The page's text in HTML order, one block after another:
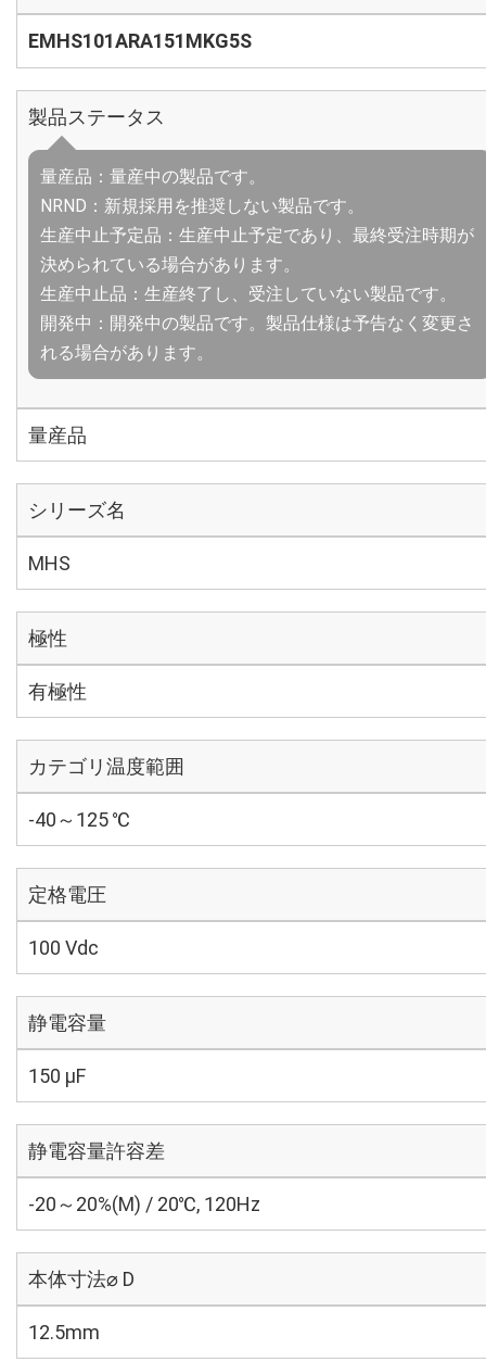
EMHS101ARA151MKG5S
製品ステータス
量産品：量産中の製品です。
NRND：新規採用を推奨しない製品です。
生産中止予定品：生産中止予定であり、最終受注時期が
決められている場合があります。
生産中止品：生産終了し、受注していない製品です。
開発中：開発中の製品です。製品仕様は予告なく変更さ
れる場合があります。
量産品
シリーズ名
MHS
極性
有極性
カテゴリ温度範囲
-40～125 ℃
定格電圧
100 Vdc
静電容量
150 µF
静電容量許容差
-20～20%(M) / 20℃, 120Hz
本体寸法⌀ D
12.5mm